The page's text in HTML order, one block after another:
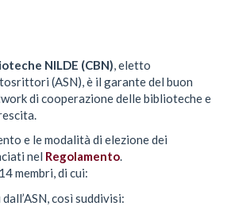
NILDE (CBN), eletto
(ASN), è il garante del buon
di cooperazione delle biblioteche e
e le modalità di elezione dei
nel Regolamento.
membri, di cui:
così suddivisi: